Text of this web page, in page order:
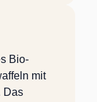
Bio-
mit
Das